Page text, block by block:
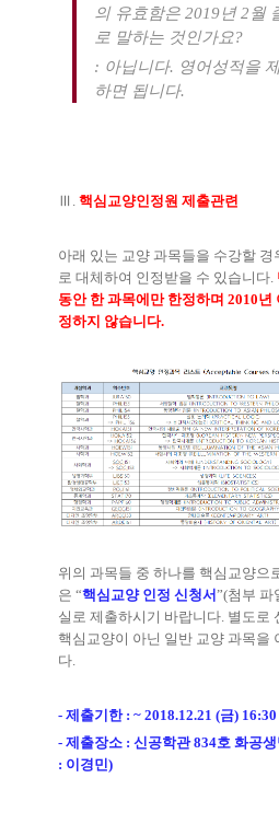
의 유효함은 2019년2월
로 말하는 것인가요?
: 아닙니다. 영어성적을
하면 됩니다.
Ⅲ . 핵심교양인정원 제출관련
아래 있는 교양 과목들을 수강할
로 대체하여 인정받을 수 있습니다.
동안 한 과목에만 한정하며 2010년
정하지 않습니다.
위의 과목들 중 하나를 핵심교양으
은 “핵심교양 인정 신청서”(첨부 파
실로 제출하시기 바랍니다 별도로
핵심교양이 아닌 일반 교양 과목을
다
- 제출기한 : ~ 2018.12.21 (금) 16:30
- 제출장소 : 신공학관834호 화공
: 이경민)